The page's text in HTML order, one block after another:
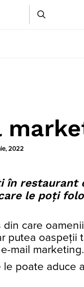
2022
restaurant
le poți
care
putea oaspeții
mail marketing.
poate aduce